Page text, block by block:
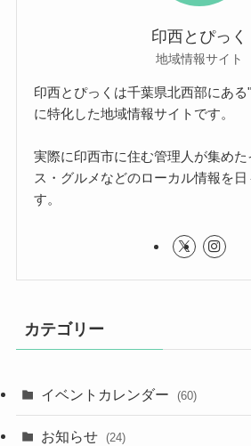
印西とぴっく
地域情報サイト
印西とぴっくは千葉県北西部にあ
に特化した地域情報サイトです。
実際に印西市に住む管理人が集め
ス・グルメなどのローカル情報を
す。
カテゴリー
イベントカレンダー (60)
お知らせ (24)